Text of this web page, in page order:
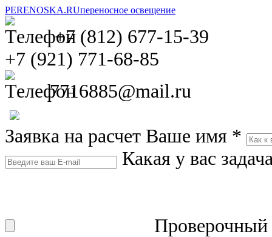
PERENOSKA.RUпереносное освещение
+7 (812) 677-15-39
+7 (921) 771-68-85
7716885@mail.ru
Заявка на расчет Ваше имя *
Какая у вас